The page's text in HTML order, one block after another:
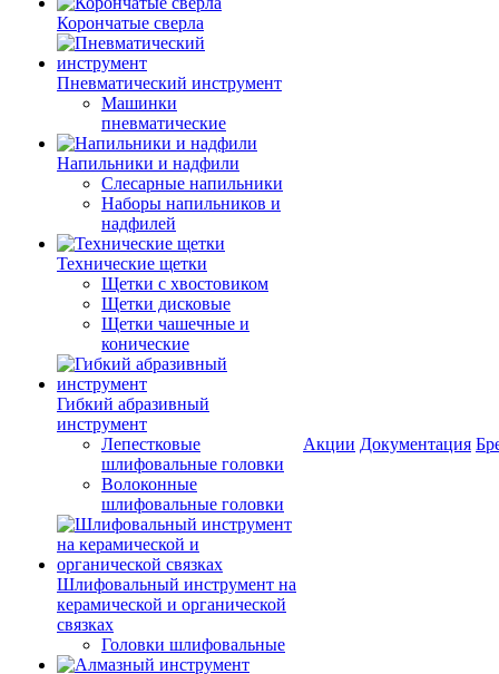
Корончатые сверла
Пневматический инструмент
Машинки
пневматические
Напильники и надфили
Слесарные напильники
Наборы напильников и
надфилей
Технические щетки
Щетки с хвостовиком
Щетки дисковые
Щетки чашечные и
конические
Гибкий абразивный
инструмент
Лепестковые
шлифовальные головки
Волоконные
шлифовальные головки
Шлифовальный инструмент на
керамической и органической
связках
Головки шлифовальные
Акции Документация